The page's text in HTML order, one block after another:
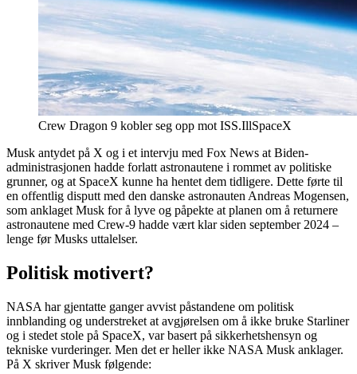
Crew Dragon 9 kobler seg opp mot ISS.IllSpaceX
Musk antydet på X og i et intervju med Fox News at Biden-
administrasjonen hadde forlatt astronautene i rommet av politiske
grunner, og at SpaceX kunne ha hentet dem tidligere. Dette førte til
en offentlig disputt med den danske astronauten Andreas Mogensen,
som anklaget Musk for å lyve og påpekte at planen om å returnere
astronautene med Crew-9 hadde vært klar siden september 2024 –
lenge før Musks uttalelser.
Politisk motivert?
NASA har gjentatte ganger avvist påstandene om politisk
innblanding og understreket at avgjørelsen om å ikke bruke Starliner
og i stedet stole på SpaceX, var basert på sikkerhetshensyn og
tekniske vurderinger. Men det er heller ikke NASA Musk anklager.
På X skriver Musk følgende: